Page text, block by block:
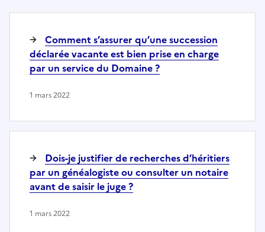
Comment s’assurer qu’une succession
déclarée vacante est bien prise en charge
par un service du Domaine ?
1 mars 2022
Dois-je justifier de recherches d’héritiers
par un généalogiste ou consulter un notaire
avant de saisir le juge ?
1 mars 2022